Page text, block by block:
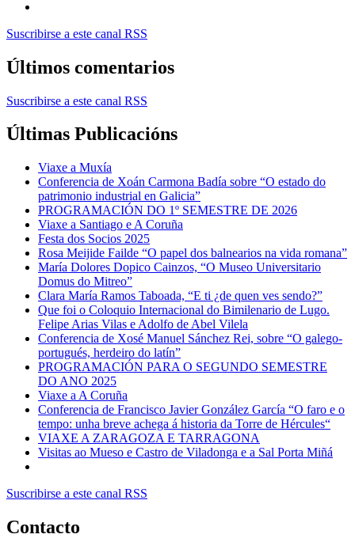
Suscribirse a este canal RSS
Últimos comentarios
Suscribirse a este canal RSS
Últimas Publicacións
Viaxe a Muxía
Conferencia de Xoán Carmona Badía sobre “O estado do
patrimonio industrial en Galicia”
PROGRAMACIÓN DO 1º SEMESTRE DE 2026
Viaxe a Santiago e A Coruña
Festa dos Socios 2025
Rosa Meijide Failde “O papel dos balnearios na vida romana”
María Dolores Dopico Cainzos, “O Museo Universitario
Domus do Mitreo”
Clara María Ramos Taboada, “E ti ¿de quen ves sendo?”
Que foi o Coloquio Internacional do Bimilenario de Lugo.
Felipe Arias Vilas e Adolfo de Abel Vilela
Conferencia de Xosé Manuel Sánchez Rei, sobre “O galego-
portugués, herdeiro do latín”
PROGRAMACIÓN PARA O SEGUNDO SEMESTRE
DO ANO 2025
Viaxe a A Coruña
Conferencia de Francisco Javier González García “O faro e o
tempo: unha breve achega á historia da Torre de Hércules“
VIAXE A ZARAGOZA E TARRAGONA
Visitas ao Mueso e Castro de Viladonga e a Sal Porta Miñá
Suscribirse a este canal RSS
Contacto